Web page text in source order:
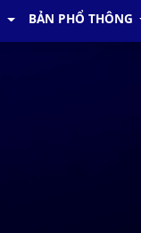
BẢN PHỔ THÔNG